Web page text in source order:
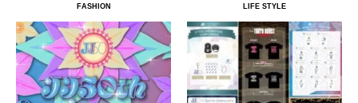
FASHION
LIFE STYLE